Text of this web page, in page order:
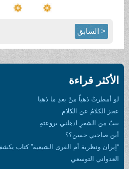
كتاب يكشف حلم دولة ولاية الفقيه